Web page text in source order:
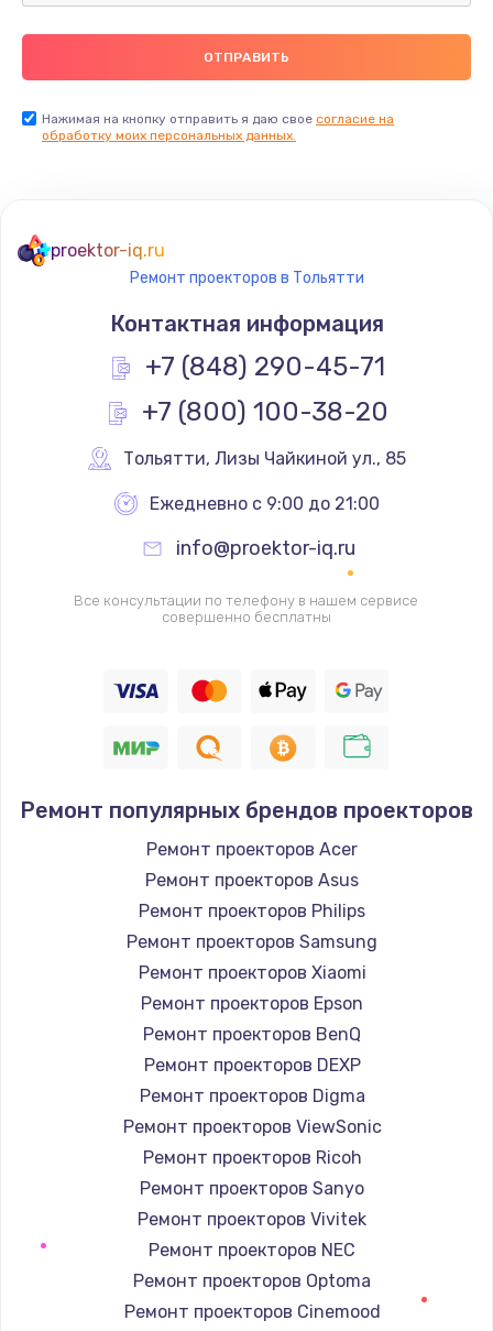
Заказать
Ремонт или замена двигателя
Заказать
Снятие системных ошибок/программный ремонт
1400 руб.
Заказать
880 руб.
Заказать
Ремонт кнопки
Заказать
Модернизация
1830 руб.
Заказать
Устранение ошибок
Ремонт электроплаты
1400 руб.
Замена шнура
600 руб.
Заказать
Замена датчика
480 руб.
Заказать
Замена кнопки
450 руб.
Нажимая на кнопку отправить я даю свое согласие на
обработку моих персональных данных.
proektor-iq.ru
Ремонт проекторов в Тольятти
Контактная информация
+7 (848) 290-45-71
+7 (800) 100-38-20
Тольятти, Лизы Чайкиной ул., 85
Ежедневно с 9:00 до 21:00
info@proektor-iq.ru
Все консультации по телефону в нашем сервисе
совершенно бесплатны
Ремонт популярных брендов проекторов
Ремонт проекторов Acer
Ремонт проекторов Asus
Ремонт проекторов Philips
Ремонт проекторов Samsung
Ремонт проекторов Xiaomi
Ремонт проекторов Epson
Ремонт проекторов BenQ
Ремонт проекторов DEXP
Ремонт проекторов Digma
Ремонт проекторов ViewSonic
Ремонт проекторов Ricoh
Ремонт проекторов Sanyo
Ремонт проекторов Vivitek
Ремонт проекторов NEC
Ремонт проекторов Optoma
Ремонт проекторов Cinemood